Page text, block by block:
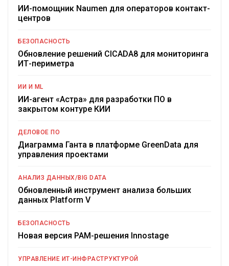
ИИ-помощник Naumen для операторов контакт-
центров
БЕЗОПАСНОСТЬ
Обновление решений CICADA8 для мониторинга
ИТ-периметра
ИИ И ML
ИИ-агент «Астра» для разработки ПО в
закрытом контуре КИИ
ДЕЛОВОЕ ПО
Диаграмма Ганта в платформе GreenData для
управления проектами
АНАЛИЗ ДАННЫХ/BIG DATA
Обновленный инструмент анализа больших
данных Platform V
БЕЗОПАСНОСТЬ
Новая версия PAM-решения Innostage
УПРАВЛЕНИЕ ИТ-ИНФРАСТРУКТУРОЙ